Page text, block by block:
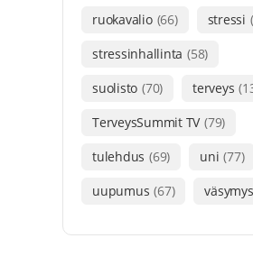
ruokavalio (66) stressi
stressinhallinta (58)
suolisto (70) terveys
TerveysSummit TV (79)
tulehdus (69) uni (77)
uupumus (67) väsymys